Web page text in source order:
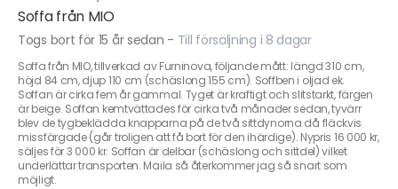
Soffa från MIO
Togs bort för 15 år sedan - Till försäljning i 8 dagar
Soffa från MIO, tillverkad av Furninova, följande mått: längd 310 cm,
höjd 84 cm, djup 110 cm (schäslong 155 cm). Soffben i oljad ek.
Soffan är cirka fem år gammal. Tyget är kraftigt och slitstarkt, färgen
är beige. Soffan kemtvättades för cirka två månader sedan, tyvärr
blev de tygbeklädda knapparna på de två sittdynorna då fläckvis
missfärgade (går troligen att få bort för den ihärdige). Nypris 16 000 kr,
säljes för 3 000 kr. Soffan är delbar (schäslong och sittdel) vilket
underlättar transporten. Maila så återkommer jag så snart som
möjligt.